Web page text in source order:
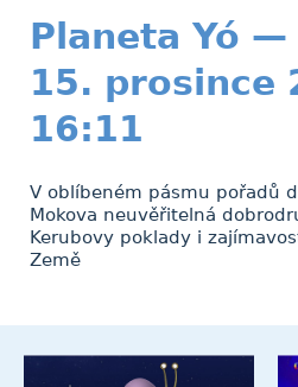
Planeta Yó —
15. prosince
16:11
V oblíbeném pásmu pořadů
Mokova neuvěřitelná
Kerubovy poklady i
Země